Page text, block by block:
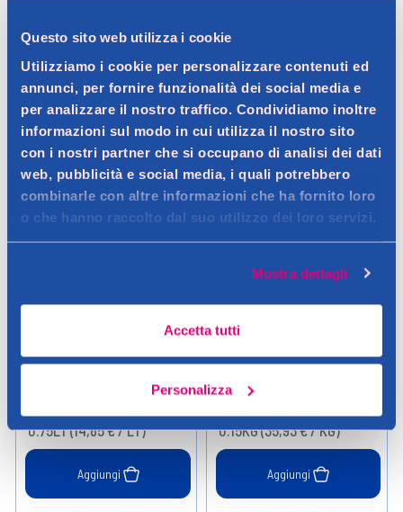
Questo sito web utilizza i cookie
Utilizziamo i cookie per personalizzare contenuti ed
annunci, per fornire funzionalità dei social media e
per analizzare il nostro traffico. Condividiamo inoltre
informazioni sul modo in cui utilizza il nostro sito
con i nostri partner che si occupano di analisi dei dati
web, pubblicità e social media, i quali potrebbero
combinarle con altre informazioni che ha fornito loro
o che hanno raccolto dal suo utilizzo dei loro servizi.
Mostra dettagli
Accetta tutti
Personalizza
Help
Verifica disp. in negozio
Help
Verifica disp. in negozio
Nuncas Detersivo Il Nero 750
ml
0.75LT (14,65 € / LT)
Aggiungi
Nuncas Sapone Solido
Vegetale Capi Delicati 150 g
0.15KG (35,93 € / KG)
Aggiungi